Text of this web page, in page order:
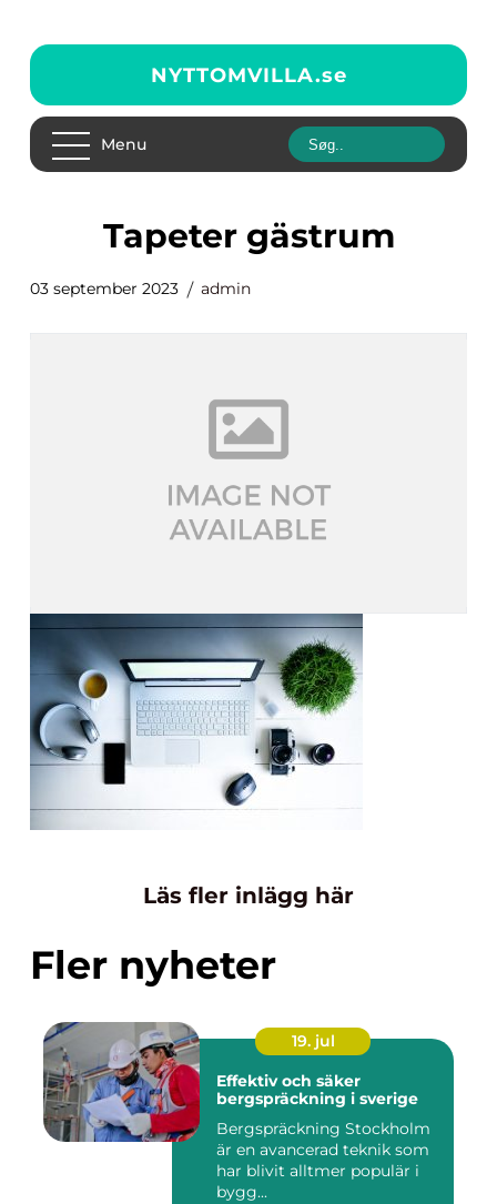
NYTTOMVILLA.se
Menu
tapeter gästrum
03 september 2023 admin
Läs fler inlägg här
Fler nyheter
19. jul
Effektiv och säker
bergspräckning i sverige
Bergspräckning Stockholm
är en avancerad teknik som
har blivit alltmer populär i
bygg...